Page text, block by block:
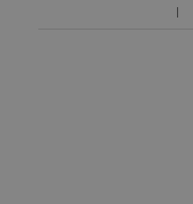
Pakkene leveres direkte